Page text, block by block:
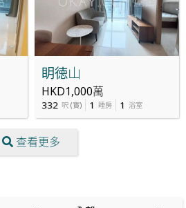
眀徳山
HKD1,000萬
332 呎 (實) 1 睡房 1 浴室
查看更多